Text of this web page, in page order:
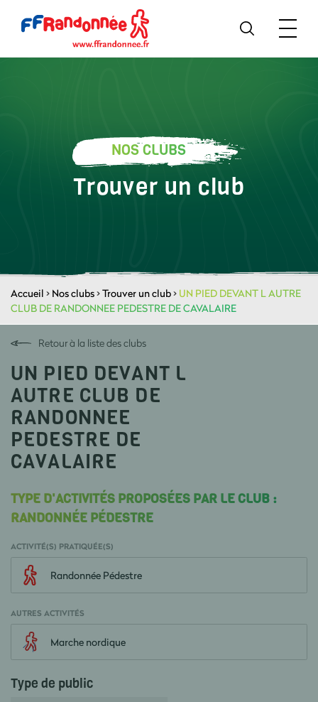
NOS CLUBS
Trouver un club
Accueil > Nos clubs>Trouver un club> UN PIED DEVANT L AUTRE
CLUB DE RANDONNEE PEDESTRE DE CAVALAIRE
Retour à la liste des clubs
UN PIED DEVANT L
AUTRE CLUB DE
RANDONNEE
PEDESTRE DE
CAVALAIRE
TYPE D'ACTIVITÉS PROPOSÉES PAR LE CLUB :
RANDONNÉE PÉDESTRE
ACTIVITÉ(S) PRATIQUÉE(S)
Randonnée Pédestre
AUTRES ACTIVITÉS
Marche nordique
Type de public